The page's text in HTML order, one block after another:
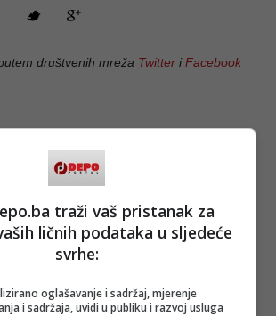
društvenih mreža Twitter iFacebook
traži vaš pristanak za
ličnih podataka u sljedeće
svrhe:
oglašavanje i sadržaj, mjerenje
i sadržaja, uvidi u publiku i razvoj usluga